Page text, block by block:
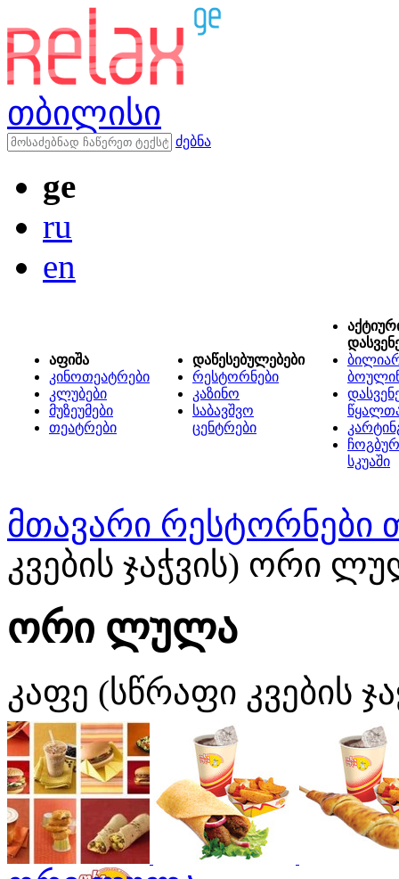
თბილისი
ძებნა
ge
ru
en
აფიშა
კინოთეატრები
კლუბები
მუზეუმები
თეატრები
დაწესებულებები
რესტორნები
კაზინო
საბავშვო
ცენტრები
სკუაში
მთავარი რესტორნები
კვების ჯაჭვის) ორი
ორი ლულა
კაფე (სწრაფი კვების